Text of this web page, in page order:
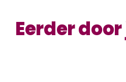
Eerder